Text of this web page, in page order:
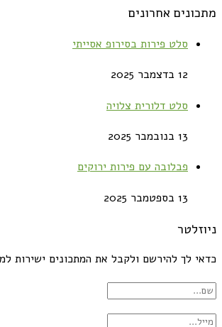
מתכונים אחרונים
סלט פירות בסירופ אסייתי
12 בדצמבר 2025
סלט דלורית צלויה
13 בנובמבר 2025
פבלובה עם פירות ירוקים
13 בספטמבר 2025
ניוזלטר
כדאי לך להירשם ולקבל את המתכונים ישירות